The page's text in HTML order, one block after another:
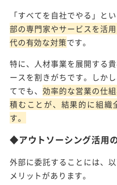
「すべてを自社でやる」と
部の専門家やサービスを活
代の有効な対策です。
特に、人材事業を展開する
ースを割きがちです。しか
てでも、効率的な営業の仕
積むことが、結果的に組織
す。
◆アウトソーシング活用
外部に委託することには、
メリットがあります。